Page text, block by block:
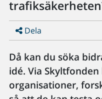
Dela
Då kan du söka
idé. Via
organisationer,